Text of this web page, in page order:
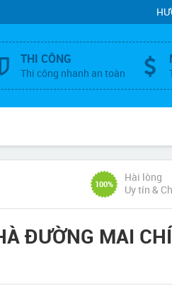
THI CÔNG
Thi công nhanh an toàn
100%
Hài lòng
Uy tín &
ĐƯỜNG MAI